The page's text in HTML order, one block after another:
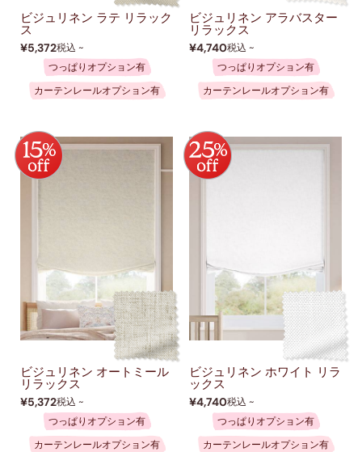
ビジュリネン ラテ リラック
ス
¥5,372税込 ~
つっぱりオプション有
カーテンレールオプション有
ビジュリネン アラバスター
リラックス
¥4,740税込 ~
つっぱりオプション有
カーテンレールオプション有
ビジュリネン オートミール
リラックス
¥5,372税込 ~
つっぱりオプション有
カーテンレールオプション有
ビジュリネン ホワイト リラ
ックス
¥4,740税込 ~
つっぱりオプション有
カーテンレールオプション有